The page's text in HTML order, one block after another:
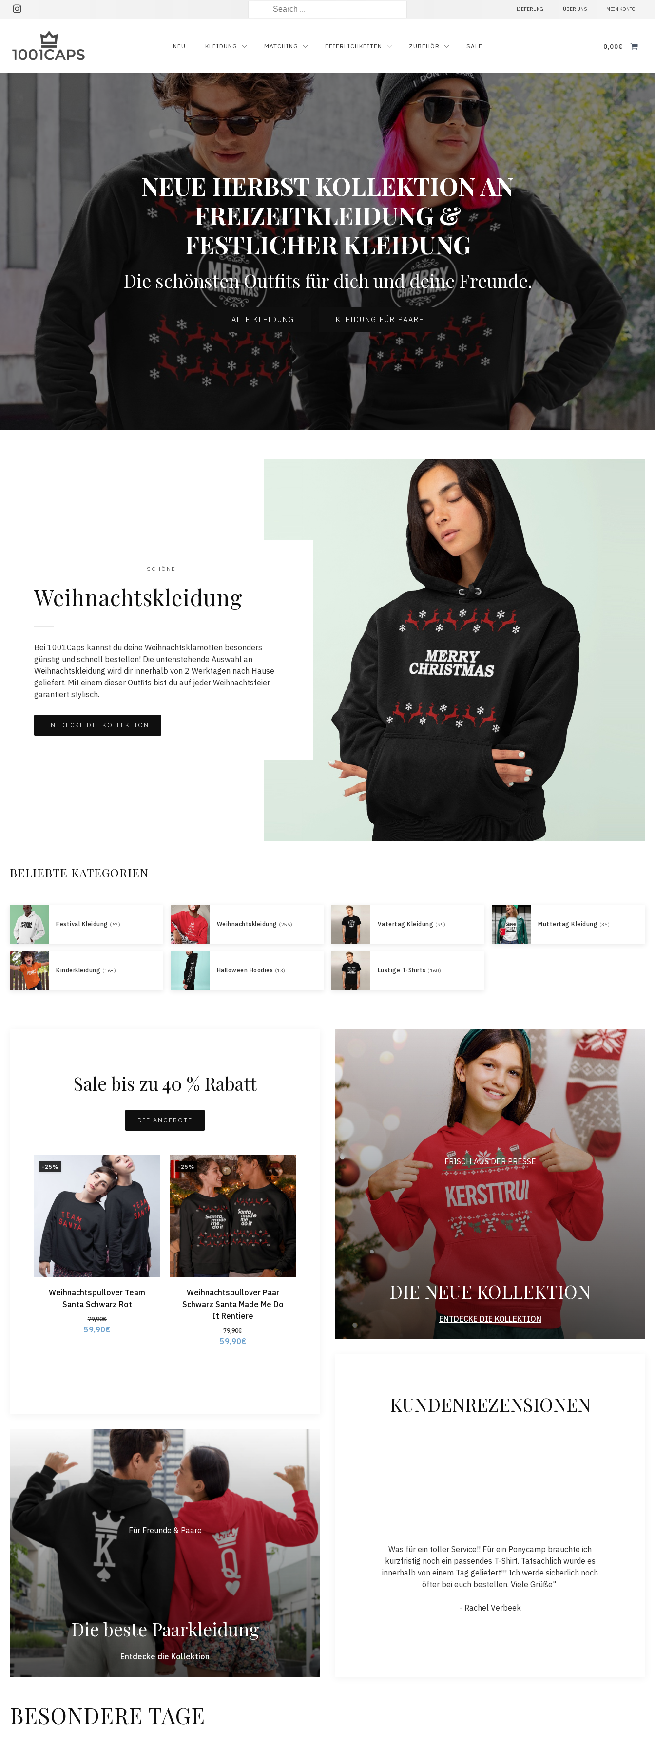
LIEFERUNG ÜBER UNS MEIN KONTO
NEU KLEIDUNG MATCHING FEIERLICHKEITEN ZUBEHÖR SALE 0,00€
NEUE HERBST KOLLEKTION AN
FREIZEITKLEIDUNG &
FESTLICHER KLEIDUNG
Die schönsten Outfits für dich und deine Freunde.
ALLE KLEIDUNG KLEIDUNG FÜR PAARE
SCHÖNE
Weihnachtskleidung
Bei 1001Caps kannst du deine Weihnachtsklamotten besonders
günstig und schnell bestellen! Die untenstehende Auswahl an
Weihnachtskleidung wird dir innerhalb von 2 Werktagen nach Hause
geliefert. Mit einem dieser Outfits bist du auf jeder Weihnachtsfeier
garantiert stylisch.
ENTDECKE DIE KOLLEKTION
BELIEBTE KATEGORIEN
Festival Kleidung (67) Weihnachtskleidung (255) Vatertag Kleidung (99) Muttertag Kleidung (35)
Kinderkleidung (168) Halloween Hoodies (13) Lustige T-Shirts (160)
Sale bis zu 40 % Rabatt
DIE ANGEBOTE
-25%
Weihnachtspullover Team
Santa Schwarz Rot
79,90€
59,90€
-25%
Weihnachtspullover Paar
Schwarz Santa Made Me Do
It Rentiere
79,90€
59,90€
FRISCH AUS DER PRESSE
DIE NEUE KOLLEKTION
ENTDECKE DIE KOLLEKTION
KUNDENREZENSIONEN
Was für ein toller Service!! Für ein Ponycamp brauchte ich
kurzfristig noch ein passendes T-Shirt. Tatsächlich wurde es
innerhalb von einem Tag geliefert!!! Ich werde sicherlich noch
öfter bei euch bestellen. Viele Grüße"
- Rachel Verbeek
Für Freunde & Paare
Die beste Paarkleidung
Entdecke die Kollektion
BESONDERE TAGE